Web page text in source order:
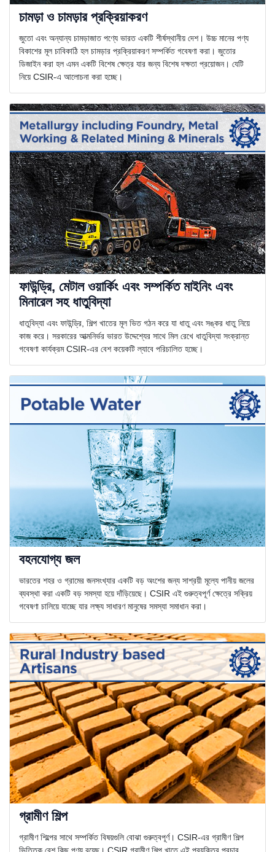
চামড়া ও চামড়ার প্রক্রিয়াকরণ
জুতো এবং অন্যান্য চামড়াজাত পণ্যে ভারত একটি শীর্ষস্থানীয় দেশ। উচ্চ মানের পণ্য
বিকাশের মূল চাবিকাঠি হল চামড়ার প্রক্রিয়াকরণ সম্পর্কিত গবেষণা করা। জুতোর
ডিজাইন করা হল এমন একটি বিশেষ ক্ষেত্র যার জন্য বিশেষ দক্ষতা প্রয়োজন। যেটি
নিয়ে CSIR-এ আলোচনা করা হচ্ছে।
ফাউন্ড্রি, মেটাল ওয়ার্কিং এবং সম্পর্কিত মাইনিং এবং
মিনারেল সহ ধাতুবিদ্যা
ধাতুবিদ্যা এবং ফাউন্ড্রি, শিল্প খাতের মূল ভিত গঠন করে যা ধাতু এবং সঙ্কর ধাতু নিয়ে
কাজ করে। সরকারের আত্মনির্ভর ভারত উদ্দেশ্যের সাথে মিল রেখে ধাতুবিদ্যা সংক্রান্ত
গবেষণা কার্যক্রম CSIR-এর বেশ কয়েকটি ল্যাবে পরিচালিত হচ্ছে।
বহনযোগ্য জল
ভারতের শহর ও গ্রামের জনসংখ্যার একটি বড় অংশের জন্য সাশ্রয়ী মূল্যে পানীয় জলের
ব্যবস্থা করা একটি বড় সমস্যা হয়ে দাঁড়িয়েছে। CSIR এই গুরুত্বপূর্ণ ক্ষেত্রে সক্রিয়
গবেষণা চালিয়ে যাচ্ছে যার লক্ষ্য সাধারণ মানুষের সমস্যা সমাধান করা।
গ্রামীণ শিল্প
গ্রামীণ শিল্পের সাথে সম্পর্কিত বিষয়গুলি বোঝা গুরুত্বপূর্ণ। CSIR-এর গ্রামীণ শিল্প